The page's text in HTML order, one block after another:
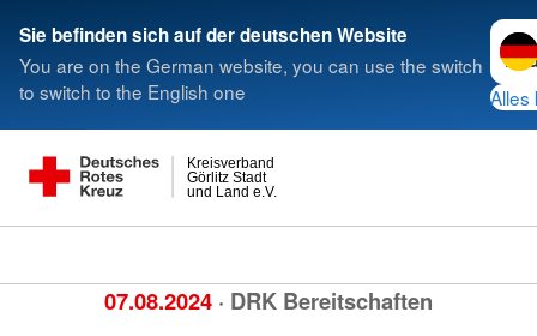
Sie befinden sich auf der deutschen Website
You are on the German website, you can use the switch
to switch to the English one
Alles
und Land e.V.
Görlitz Stadt
Kreisverband
07.08.2024 · DRK Bereitschaften